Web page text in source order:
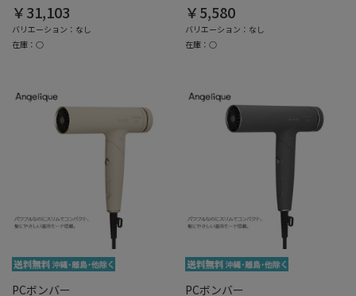
￥31,103
バリエーション：なし
在庫：○
￥5,580
バリエーション：なし
在庫：○
PCボンバー PCボンバー